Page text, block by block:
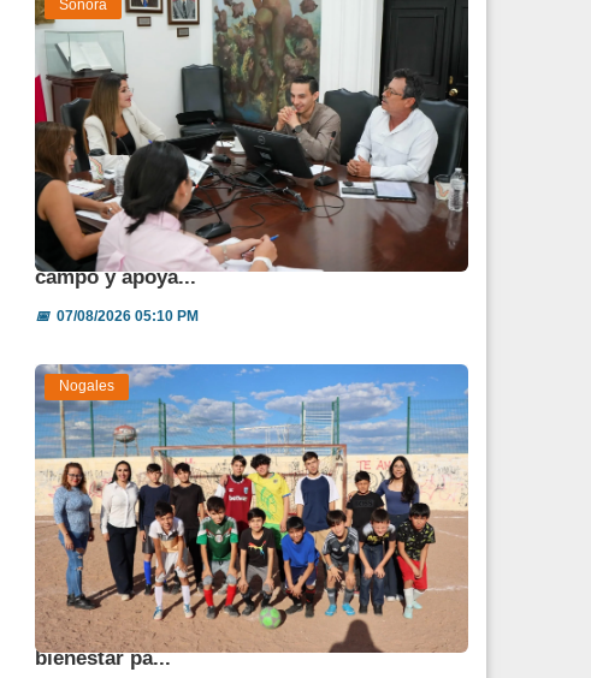
Sonora
Destina Sonora 850 mdp para fortalecer al
campo y apoya...
📅07/08/2026 05:10 PM
Nogales
Angélica Burgos impulsa jornada de salud y
bienestar pa...